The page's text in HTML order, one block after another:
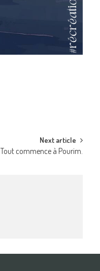
Next article
Tout commence à Pourim.